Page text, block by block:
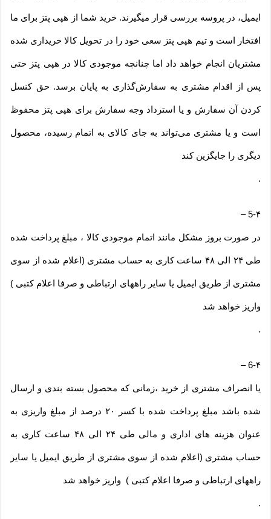
ایمیل، در پروسه بررسی قرار میگیرند. خرید شما از هپی پتز برای ما
افتخار است و تیم هپی پتز سعی خود را در تحویل کالا خریداری شده
مشتریان انجام خواهد داد اما چنانچه موجودی کالا در هپی پتز حتی
پس از اقدام مشتری به سفارش‌‏گذاری به پایان برسد. حق کنسل
کردن آن سفارش و یا استرداد وجه سفارش برای هپی پتز محفوظ
است و یا مشتری می‏‌تواند به جای کالای به اتمام رسیده، محصول
دیگری را جایگزین کند
.
5-۴–
در صورت بروز مشکل مانند اتمام موجودی کالا ، مبلغ پرداخت شده
طی ۲۴ الی ۴۸ ساعت کاری به حساب مشتری (اعلام شده از سوی
مشتری از طریق ایمیل یا سایر راههای ارتباطی و صرفا اعلام کتبی )
واریز خواهد شد
.
6-۴–
یا انصراف مشتری از خرید ،زمانی که محصول بسته بندی و ارسال
شده باشد مبلغ پرداخت شده با کسر ۲۰ درصد از مبلغ واریزی به
عنوان هزینه های اداری و مالی طی ۲۴ الی ۴۸ ساعت کاری به
حساب مشتری (اعلام شده از سوی مشتری از طریق ایمیل یا سایر
راههای ارتباطی و صرفا اعلام کتبی ) واریز خواهد شد
.